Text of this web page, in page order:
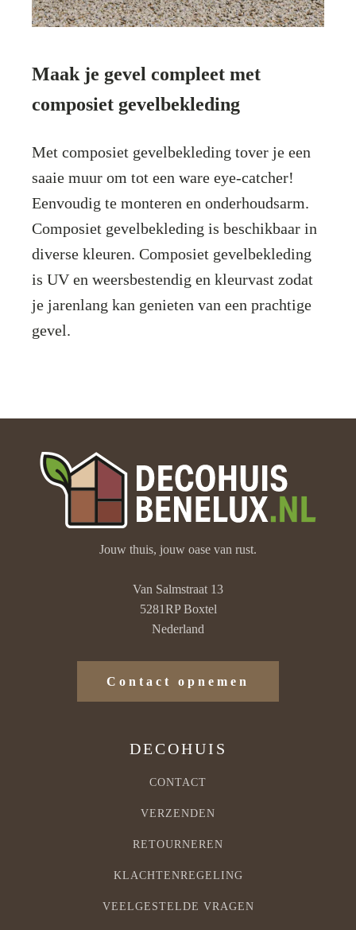
Maak je gevel compleet met
composiet gevelbekleding
Met composiet gevelbekleding tover je een
saaie muur om tot een ware eye-catcher!
Eenvoudig te monteren en onderhoudsarm.
Composiet gevelbekleding is beschikbaar in
diverse kleuren. Composiet gevelbekleding
is UV en weersbestendig en kleurvast zodat
je jarenlang kan genieten van een prachtige
gevel.
Jouw thuis, jouw oase van rust.
Van Salmstraat 13
5281RP Boxtel
Nederland
Contact opnemen
DECOHUIS
CONTACT
VERZENDEN
RETOURNEREN
KLACHTENREGELING
VEELGESTELDE VRAGEN